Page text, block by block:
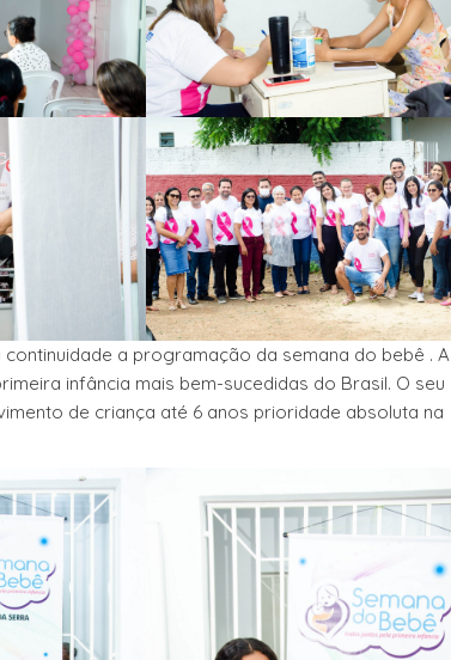
a programação da semana do bebê . A
infância mais bem-sucedidas do Brasil. O seu
de criança até 6 anos prioridade absoluta na